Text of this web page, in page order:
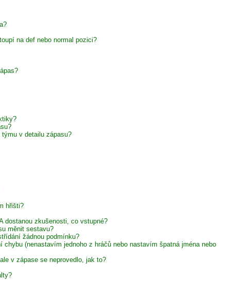
na def nebo normal pozici?
v detailu zápasu?
hřišti?
dostanou zkušenosti, co vstupné?
měnit sestavu?
žádnou podmínku?
(nenastavím jednoho z hráčů nebo nastavím špatná jména nebo
v zápase se neprovedlo, jak to?